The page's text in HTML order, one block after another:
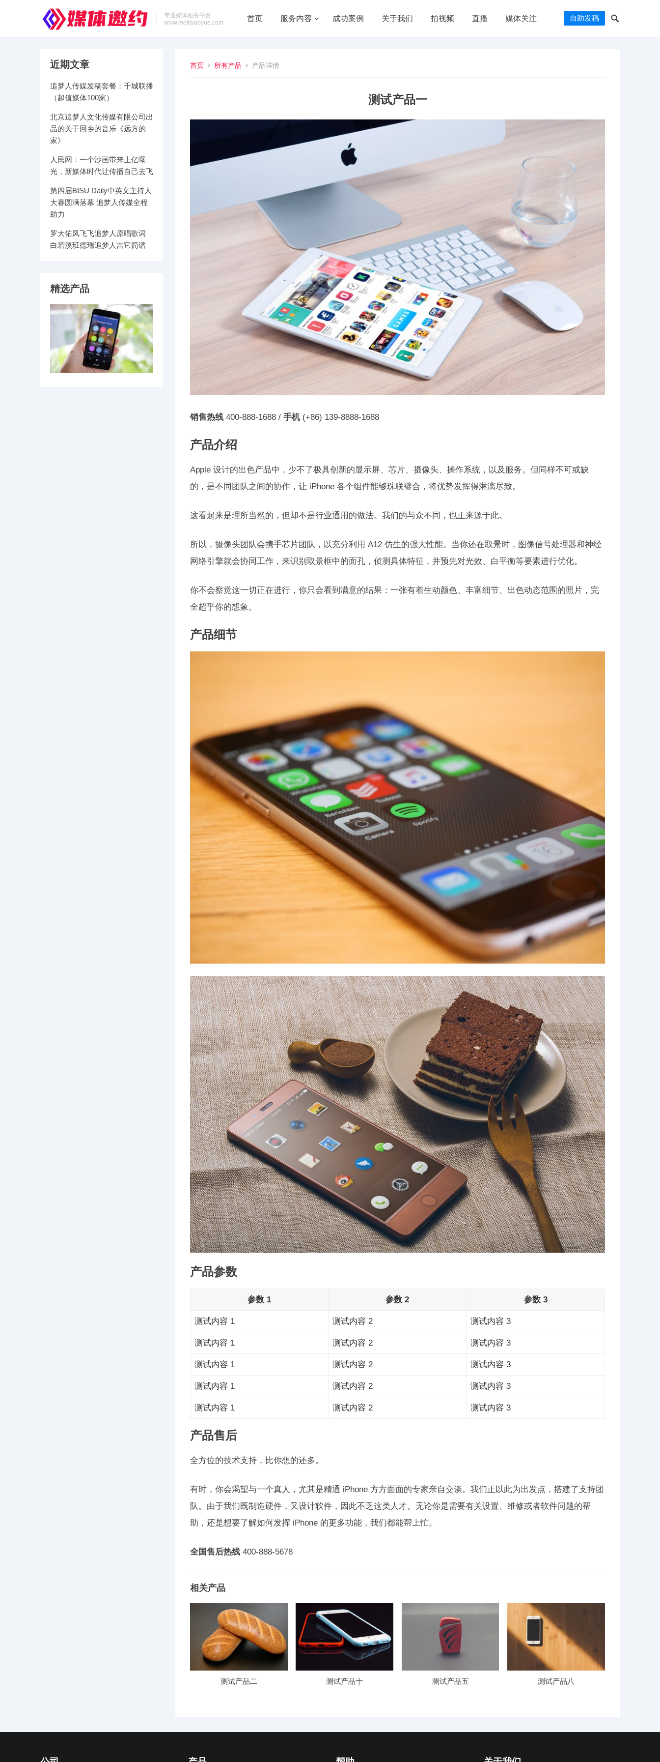
专业媒体服务平台
www.meitiyaoyue.com
首页 服务内容 成功案例 关于我们 拍视频 直播 媒体关注 自助发稿
首页 所有产品 产品详情
测试产品一
销售热线 400-888-1688 / 手机(+86) 139-8888-1688
产品介绍
Apple 设计的出色产品中，少不了极具创新的显示屏、芯片、摄像头、操作系统，以及服务。但同样不可或缺
的，是不同团队之间的协作，让 iPhone 各个组件能够珠联璧合，将优势发挥得淋漓尽致。
这看起来是理所当然的，但却不是行业通用的做法。我们的与众不同，也正来源于此。
所以，摄像头团队会携手芯片团队，以充分利用 A12 仿生的强大性能。当你还在取景时，图像信号处理器和神经
网络引擎就会协同工作，来识别取景框中的面孔，侦测具体特征，并预先对光效、白平衡等要素进行优化。
你不会察觉这一切正在进行，你只会看到满意的结果：一张有着生动颜色、丰富细节、出色动态范围的照片，完
全超乎你的想象。
产品细节
产品参数
参数 1 参数 2 参数 3
测试内容 1 测试内容 2 测试内容 3
测试内容 1 测试内容 2 测试内容 3
测试内容 1 测试内容 2 测试内容 3
测试内容 1 测试内容 2 测试内容 3
测试内容 1 测试内容 2 测试内容 3
产品售后
全方位的技术支持，比你想的还多。
有时，你会渴望与一个真人，尤其是精通 iPhone 方方面面的专家亲自交谈。我们正以此为出发点，搭建了支持团
队。由于我们既制造硬件，又设计软件，因此不乏这类人才。无论你是需要有关设置、维修或者软件问题的帮
助，还是想要了解如何发挥 iPhone 的更多功能，我们都能帮上忙。
全国售后热线 400-888-5678
相关产品
测试产品二 测试产品十 测试产品五 测试产品八
近期文章
追梦人传媒发稿套餐：千城联播
（超值媒体100家）
北京追梦人文化传媒有限公司出
品的关于回乡的音乐《远方的
家》
人民网：一个沙画带来上亿曝
光，新媒体时代让传播自己去飞
第四届BISU Daily中英文主持人
大赛圆满落幕 追梦人传媒全程
助力
罗大佑凤飞飞追梦人原唱歌词
白若溪班德瑞追梦人吉它简谱
精选产品